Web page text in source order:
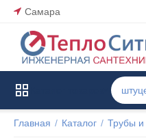
Самара
Главная / Каталог / Трубы и